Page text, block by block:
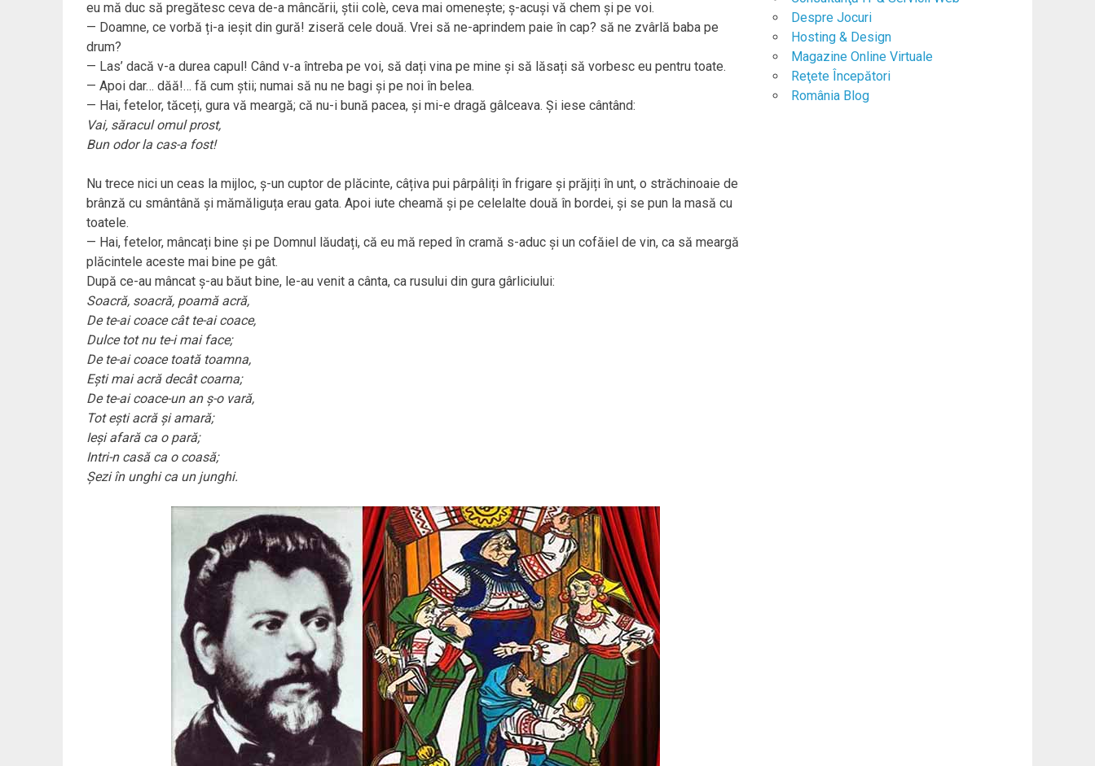
eu mă duc să pregătesc ceva de-a mâncării, știi colè, ceva mai omenește; ș-acuși vă chem și pe voi.
— Doamne, ce vorbă ți-a ieșit din gură! ziseră cele două. Vrei să ne-aprindem paie în cap? să ne zvârlă baba pe
drum?
— Las’ dacă v-a durea capul! Când v-a întreba pe voi, să dați vina pe mine și să lăsați să vorbesc eu pentru toate.
— Apoi dar… dăă!… fă cum știi; numai să nu ne bagi și pe noi în belea.
— Hai, fetelor, tăceți, gura vă meargă; că nu-i bună pacea, și mi-e dragă gâlceava. Și iese cântând:
Vai, săracul omul prost,
Bun odor la cas-a fost!
Nu trece nici un ceas la mijloc, ș-un cuptor de plăcinte, câțiva pui pârpâliți în frigare și prăjiți în unt, o străchinoaie de
brânză cu smântână și mămăliguța erau gata. Apoi iute cheamă și pe celelalte două în bordei, și se pun la masă cu
toatele.
— Hai, fetelor, mâncați bine și pe Domnul lăudați, că eu mă reped în cramă s-aduc și un cofăiel de vin, ca să meargă
plăcintele aceste mai bine pe gât.
După ce-au mâncat ș-au băut bine, le-au venit a cânta, ca rusului din gura gârliciului:
Soacră, soacră, poamă acră,
De te-ai coace cât te-ai coace,
Dulce tot nu te-i mai face;
De te-ai coace toată toamna,
Ești mai acră decât coarna;
De te-ai coace-un an ș-o vară,
Tot ești acră și amară;
Ieși afară ca o pară;
Intri-n casă ca o coasă;
Șezi în unghi ca un junghi.
Despre Jocuri
Hosting & Design
Magazine Online Virtuale
Reţete Începători
România Blog